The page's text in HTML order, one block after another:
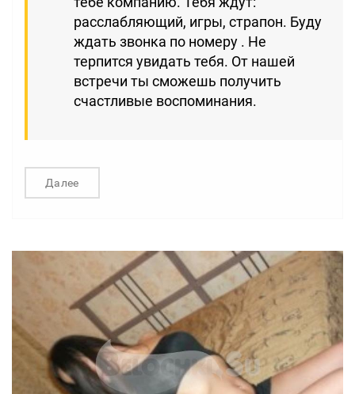
расслабляющий, игры, страпон. Буду
ждать звонка по номеру . Не
терпится увидать тебя. От нашей
встречи ты сможешь получить
счастливые воспоминания.
Далее